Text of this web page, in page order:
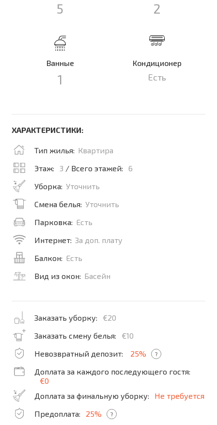
5 2
Ванные
1
Кондиционер
Есть
ХАРАКТЕРИСТИКИ:
Тип жилья: Квартира
Этаж:
3 / Всего этажей:
6
Уборка: Уточнить
Смена белья: Уточнить
Парковка: Есть
Интернет: За доп. плату
Балкон: Есть
Вид из окон: Басейн
Заказать уборку:
€20
Заказать смену белья:
€10
Невозвратный депозит:
25% ?
Доплата за каждого последующего гостя:
€0
Доплата за финальную уборку:
Не требуется
Предоплата:
25% ?